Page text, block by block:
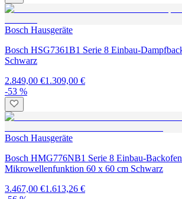
Bosch Hausgeräte
Bosch HSG7361B1 Serie 8 Einbau-
Schwarz
2.849,00 €1.309,00 €
-53 %
Bosch Hausgeräte
Bosch HMG776NB1 Serie 8 Einbau-
Mikrowellenfunktion 60 x 60 cm Schwarz
3.467,00 €1.613,26 €